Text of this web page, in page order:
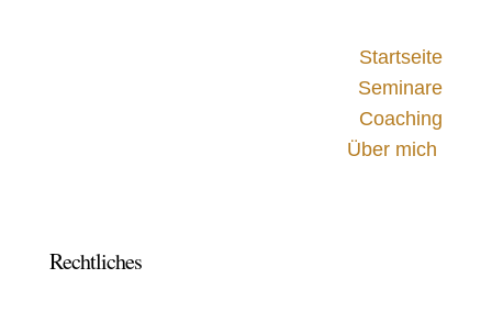
Startseite
Seminare
Coaching
Über mich
Rechtliches